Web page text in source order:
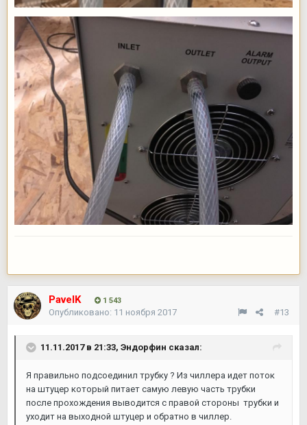
PavelK 1 543
#13
Опубликовано: 11 ноября 2017
11.11.2017 в 21:33, Эндорфин сказал:
Я правильно подсоединил трубку ? Из чиллера идет поток
на штуцер который питает самую левую часть трубки
после прохождения выводится с правой стороны трубки и
уходит на выходной штуцер и обратно в чиллер.